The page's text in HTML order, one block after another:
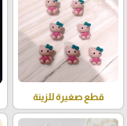
قطع صغيرة للزينة